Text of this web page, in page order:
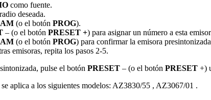
como fuente.
deseada.
(o el botón PROG).
– (o el botón PRESET +) para asignar un número a esta
(o el botón PROG) para confirmar la emisora
emisoras, repita los pasos 2-5.
pulse el botón PRESET – (o el botón PRESET +)
aplica a los siguientes modelos: AZ3830/55 , AZ3067/01 .